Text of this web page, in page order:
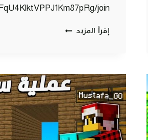
join
إقرأ المزيد كلانس
سيربح
الدايموند
(
مليون
دايموند
)